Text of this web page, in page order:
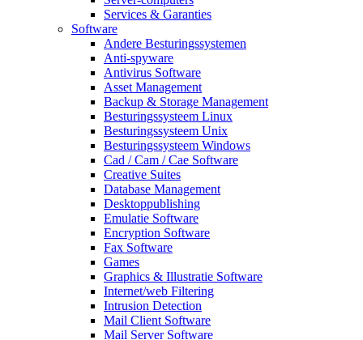
Services & Garanties
Software
Andere Besturingssystemen
Anti-spyware
Antivirus Software
Asset Management
Backup & Storage Management
Besturingssysteem Linux
Besturingssysteem Unix
Besturingssysteem Windows
Cad / Cam / Cae Software
Creative Suites
Database Management
Desktoppublishing
Emulatie Software
Encryption Software
Fax Software
Games
Graphics & Illustratie Software
Internet/web Filtering
Intrusion Detection
Mail Client Software
Mail Server Software